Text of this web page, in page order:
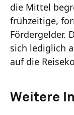
die Mittel
frühzeitige,
Fördergelder.
sich lediglich
auf die
Weitere